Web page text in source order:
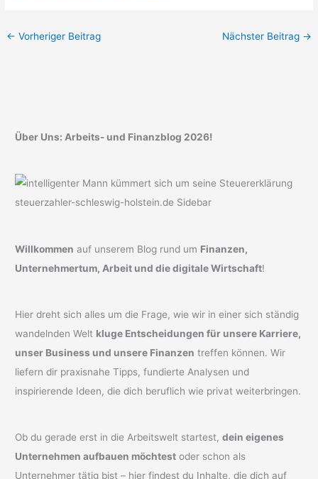
← Vorheriger Beitrag Nächster Beitrag →
Über Uns: Arbeits- und Finanzblog 2026!
Willkommen auf unserem Blog rund um Finanzen,
Unternehmertum, Arbeit und die digitale Wirtschaft!
Hier dreht sich alles um die Frage, wie wir in einer sich ständig
wandelnden Welt kluge Entscheidungen für unsere Karriere,
unser Business und unsere Finanzen treffen können. Wir
liefern dir praxisnahe Tipps, fundierte Analysen und
inspirierende Ideen, die dich beruflich wie privat weiterbringen.
Ob du gerade erst in die Arbeitswelt startest,dein eigenes
Unternehmen aufbauen möchtest oder schon als
Unternehmer tätig bist – hier findest du Inhalte, die dich auf